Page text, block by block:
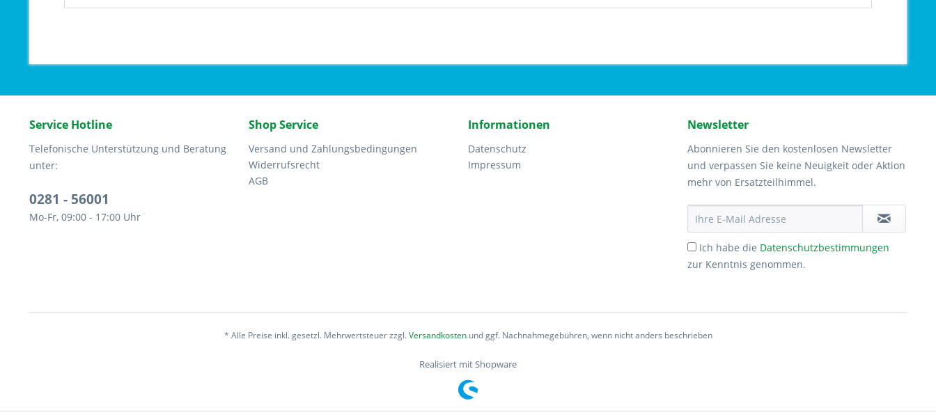
Service Hotline
Telefonische Unterstützung und Beratung
unter:
0281 - 56001
Mo-Fr, 09:00 - 17:00 Uhr
Shop Service
Versand und Zahlungsbedingungen
Widerrufsrecht
AGB
Informationen
Datenschutz
Impressum
Newsletter
Abonnieren Sie den kostenlosen Newsletter
und verpassen Sie keine Neuigkeit oder Aktion
mehr von Ersatzteilhimmel.
Ich habe die Datenschutzbestimmungen
zur Kenntnis genommen.
* Alle Preise inkl. gesetzl. Mehrwertsteuer zzgl.Versandkostenund ggf. Nachnahmegebühren, wenn nicht anders beschrieben
Realisiert mit Shopware